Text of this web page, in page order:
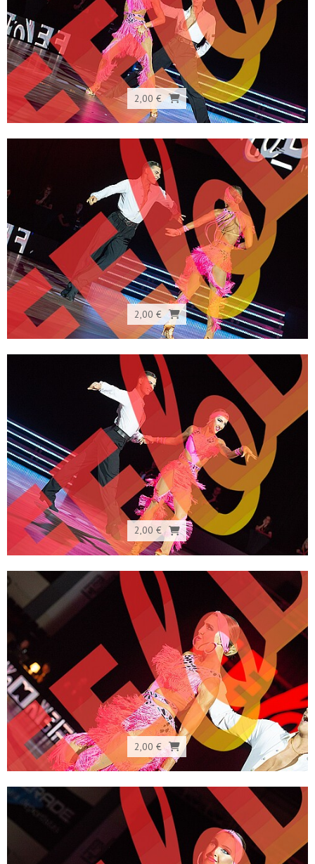
2,00 €
2,00 €
2,00 €
2,00 €